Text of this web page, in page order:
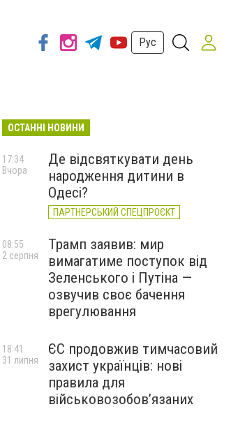
Рус
ОСТАННІ НОВИНИ
Де відсвяткувати день
народження дитини в
Одесі?
ПАРТНЕРСЬКИЙ СПЕЦПРОЄКТ
17:34
Вчора
Трамп заявив: мир
вимагатиме поступок від
Зеленського і Путіна —
озвучив своє бачення
врегулювання
08:55
2 серпня
ЄС продовжив тимчасовий
захист українців: нові
правила для
військовозобов’язаних
18:41
31 липня